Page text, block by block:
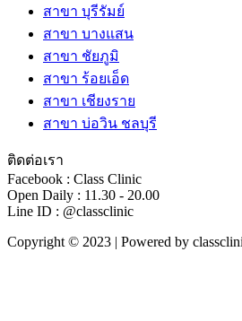
สาขา บุรีรัมย์
สาขา บางแสน
สาขา ชัยภูมิ
สาขา ร้อยเอ็ด
สาขา เชียงราย
สาขา บ่อวิน ชลบุรี
ติดต่อเรา
Facebook : Class Clinic
Open Daily : 11.30 - 20.00
Line ID : @classclinic​
Copyright © 2023 | Powered by